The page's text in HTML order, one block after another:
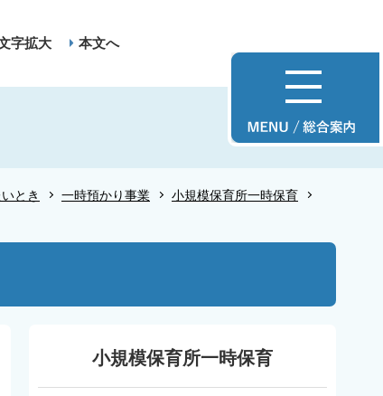
字拡大 本文へ
とき 一時預かり事業
小規模保育所一時保育
小規模保育所一時保育